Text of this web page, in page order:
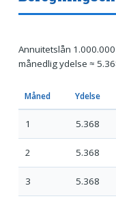
Annuitetslån
månedlig ydelse ≈
Måned Ydelse
1 5.368
2 5.368
3 5.368